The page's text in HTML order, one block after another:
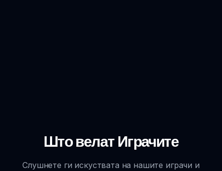
Што велат Играчите
Слушнете ги искуствата на нашите играчи и